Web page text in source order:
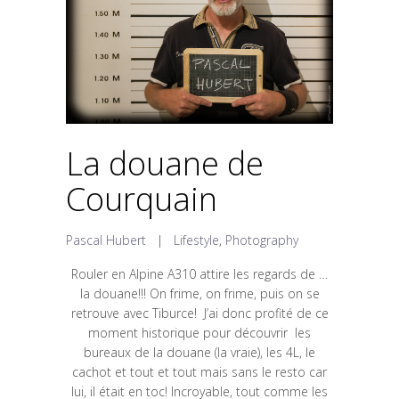
La douane de
Courquain
Pascal Hubert | Lifestyle, Photography
Rouler en Alpine A310 attire les regards de …
la douane!!! On frime, on frime, puis on se
retrouve avec Tiburce! J’ai donc profité de ce
moment historique pour découvrir les
bureaux de la douane (la vraie), les 4L, le
cachot et tout et tout mais sans le resto car
lui, il était en toc! Incroyable, tout comme les